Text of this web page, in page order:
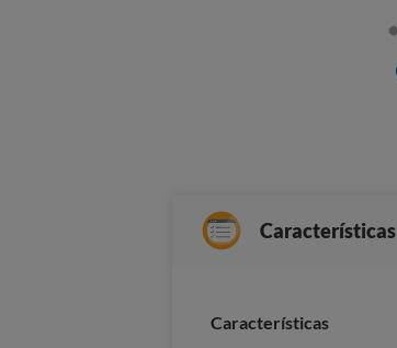
Características
Caracterí­sticas